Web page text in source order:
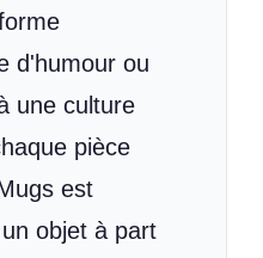
d'humour ou
une culture
pièce
est
objet à part